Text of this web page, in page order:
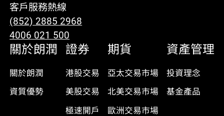
客戶服務熱線
(852) 2885 2968
4006 021 500
關於朗潤
關於朗潤
資質優勢
證券
港股交易
美股交易
極速開戶
期貨
亞太交易市場
北美交易市場
歐洲交易市場
資產管理
投資理念
基金產品